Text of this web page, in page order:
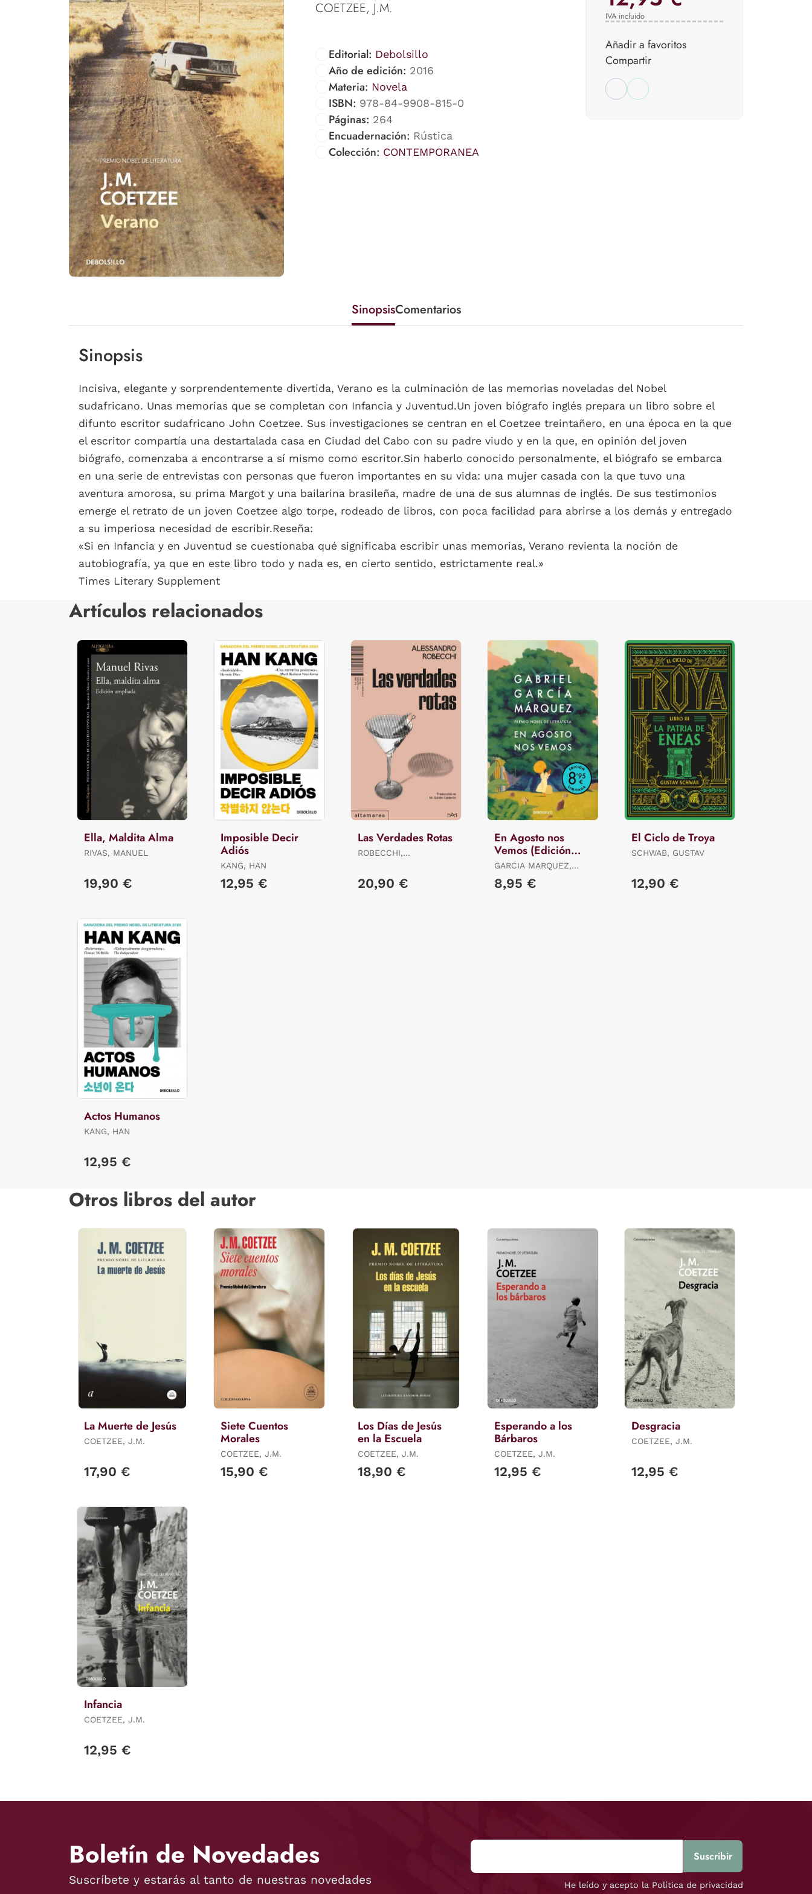
COETZEE, J.M.
Editorial: Debolsillo
Año de edición: 2016
Materia: Novela
ISBN: 978-84-9908-815-0
Páginas: 264
Encuadernación: Rústica
Colección: CONTEMPORANEA
IVA incluido
Añadir a favoritos
Compartir
SinopsisComentarios
Sinopsis
Incisiva, elegante y sorprendentemente divertida, Verano es la culminación de las memorias noveladas del Nobel
sudafricano. Unas memorias que se completan con Infancia y Juventud.Un joven biógrafo inglés prepara un libro sobre el
difunto escritor sudafricano John Coetzee. Sus investigaciones se centran en el Coetzee treintañero, en una época en la que
el escritor compartía una destartalada casa en Ciudad del Cabo con su padre viudo y en la que, en opinión del joven
biógrafo, comenzaba a encontrarse a sí mismo como escritor.Sin haberlo conocido personalmente, el biógrafo se embarca
en una serie de entrevistas con personas que fueron importantes en su vida: una mujer casada con la que tuvo una
aventura amorosa, su prima Margot y una bailarina brasileña, madre de una de sus alumnas de inglés. De sus testimonios
emerge el retrato de un joven Coetzee algo torpe, rodeado de libros, con poca facilidad para abrirse a los demás y entregado
a su imperiosa necesidad de escribir.Reseña:
«Si en Infancia y en Juventud se cuestionaba qué significaba escribir unas memorias, Verano revienta la noción de
autobiografía, ya que en este libro todo y nada es, en cierto sentido, estrictamente real.»
Times Literary Supplement
Artículos relacionados
Ella, Maldita Alma
RIVAS, MANUEL
19,90 €
Imposible Decir
Adiós
KANG, HAN
12,95 €
Las Verdades Rotas
ROBECCHI,
20,90 €
En Agosto nos
Vemos (Edición
Limitada)
GARCIA MARQUEZ,
8,95 €
El Ciclo de Troya
SCHWAB, GUSTAV
12,90 €
Actos Humanos
KANG, HAN
12,95 €
Otros libros del autor
La Muerte de Jesús
COETZEE, J.M.
17,90 €
Siete Cuentos
Morales
COETZEE, J.M.
15,90 €
Los Días de Jesús
en la Escuela
COETZEE, J.M.
18,90 €
Esperando a los
Bárbaros
COETZEE, J.M.
12,95 €
Desgracia
COETZEE, J.M.
12,95 €
Infancia
COETZEE, J.M.
12,95 €
Boletín de Novedades
Suscríbete y estarás al tanto de nuestras novedades He leído y acepto la Política de privacidad